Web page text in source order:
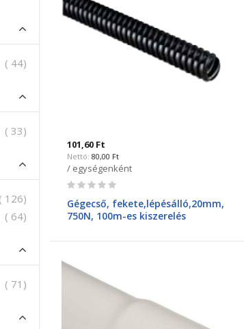
101,60 Ft
80,00 Ft
/ egységenként
Rating:
Gégecső, fekete,lépésálló,20mm,
750N, 100m-es kiszerelés
44termék
33termék
126termék
64termék
71 termék